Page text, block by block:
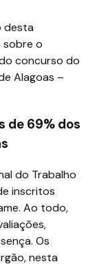
desta
sobre o
concurso do
Alagoas –
de 69% dos
do Trabalho
inscritos
Ao todo,
Os
nesta